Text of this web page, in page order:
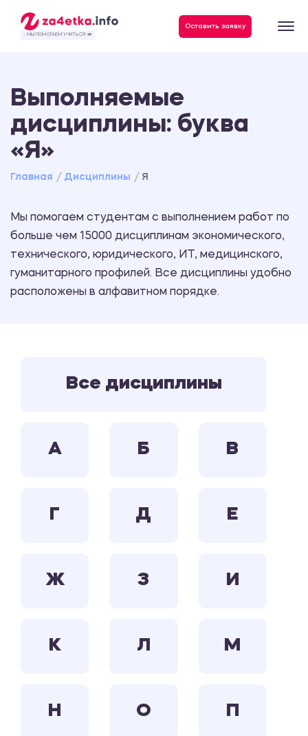
- МЫ ПОМОГАЕМ УЧИТЬСЯ ❤️
Оставить заявку
Выполняемые
дисциплины: буква
«Я»
Главная Дисциплины Я
Мы помогаем студентам с выполнением работ по
больше чем 15000 дисциплинам экономического,
технического, юридического, ИТ, медицинского,
гуманитарного профилей. Все дисциплины удобно
расположены в алфавитном порядке.
Все дисциплины
А Б В
Г Д Е
Ж З И
К Л М
Н О П